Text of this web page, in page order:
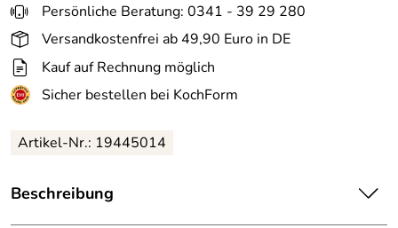
Persönliche Beratung: 0341 - 39 29 280
Versandkostenfrei ab 49,90 Euro in DE
Kauf auf Rechnung möglich
Sicher bestellen bei KochForm
Artikel-Nr.: 19445014
Beschreibung